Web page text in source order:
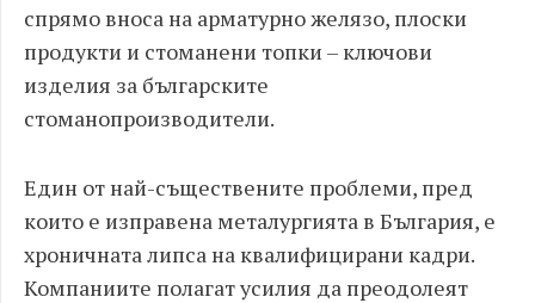
спрямо вноса на арматурно желязо, плоски
продукти и стоманени топки – ключови
изделия за българските
стоманопроизводители.
Един от най-съществените проблеми, пред
които е изправена металургията в България, е
хроничната липса на квалифицирани кадри.
Компаниите полагат усилия да преодолеят